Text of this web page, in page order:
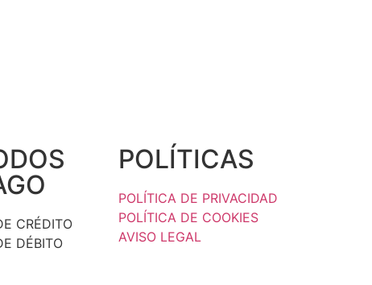
CRÉDITO
DÉBITO
POLÍTICAS
POLÍTICA DE PRIVACIDAD
POLÍTICA DE COOKIES
AVISO LEGAL